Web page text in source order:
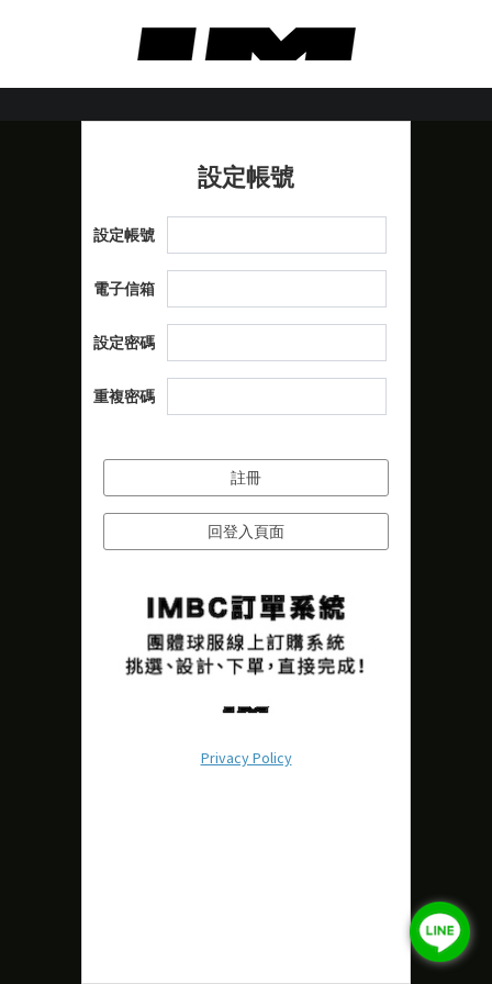
設定帳號
設定帳號
電子信箱
設定密碼
重複密碼
註冊
回登入頁面
Privacy Policy